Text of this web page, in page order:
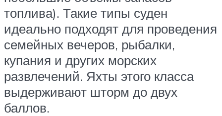
топлива). Такие типы суден
идеально подходят для проведения
семейных вечеров, рыбалки,
купания и других морских
развлечений. Яхты этого класса
выдерживают шторм до двух
баллов.